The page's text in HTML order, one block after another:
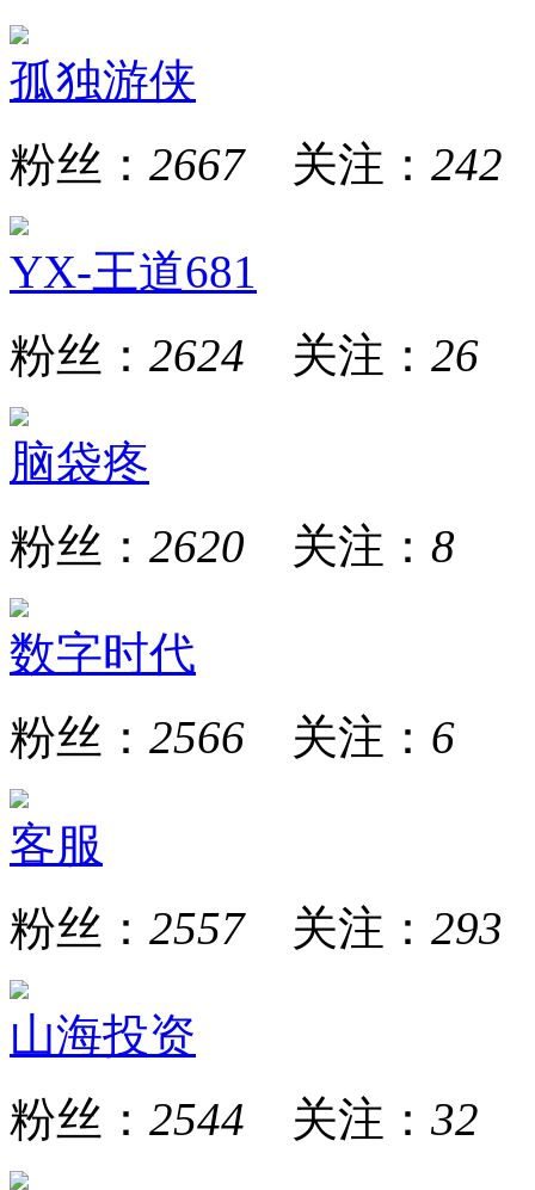
孤独游侠
粉丝： 2667关注： 242
YX-王道681
粉丝： 2624 关注： 26
脑袋疼
粉丝： 2620 关注： 8
数字时代
粉丝： 2566 关注： 6
客服
粉丝： 2557关注： 293
山海投资
粉丝： 2544 关注： 32